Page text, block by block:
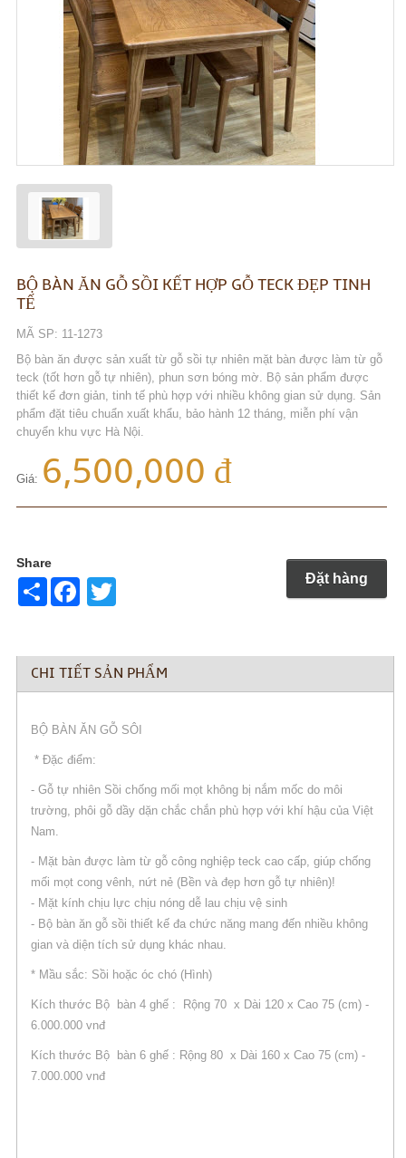
BỘ BÀN ĂN GỖ SỒI KẾT HỢP GỖ TECK ĐẸP TINH
TẾ
MÃ SP: 11-1273
Bộ bàn ăn được sản xuất từ gỗ sồi tự nhiên mặt bàn được làm từ gỗ
teck (tốt hơn gỗ tự nhiên), phun sơn bóng mờ. Bộ sản phẩm được
thiết kế đơn giản, tinh tế phù hợp với nhiều không gian sử dụng. Sản
phẩm đặt tiêu chuẩn xuất khẩu, bảo hành 12 tháng, miễn phí vận
chuyển khu vực Hà Nội.
Giá: 6,500,000 đ
Share
Share Twitter Đặt hàng
CHI TIẾT SẢN PHẨM
BỘ BÀN ĂN GỖ SÔI
* Đặc điểm:
- Gỗ tự nhiên Sồi chống mối mọt không bị nắm mốc do môi
trường, phôi gỗ dầy dặn chắc chắn phù hợp với khí hậu của Việt
Nam.
- Mặt bàn được làm từ gỗ công nghiệp teck cao cấp, giúp chống
mối mọt cong vênh, nứt nẻ (Bền và đẹp hơn gỗ tự nhiên)!
- Mặt kính chịu lực chịu nóng dễ lau chịu vệ sinh
- Bộ bàn ăn gỗ sồi thiết kế đa chức năng mang đến nhiều không
gian và diện tích sử dụng khác nhau.
* Mầu sắc: Sồi hoặc óc chó (Hình)
Kích thước Bộ bàn 4 ghế : Rộng 70 x Dài 120 x Cao 75 (cm) -
6.000.000 vnđ
Kích thước Bộ bàn 6 ghế : Rộng 80 x Dài 160 x Cao 75 (cm) -
7.000.000 vnđ